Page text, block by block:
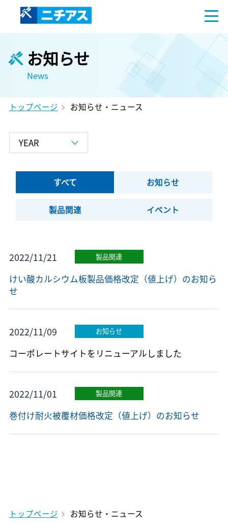
お知らせ
News
トップページ お知らせ・ニュース
すべて お知らせ
製品関連 イベント
2022/11/21 製品関連
けい酸カルシウム板製品価格改定（値上げ）のお知ら
せ
2022/11/09 お知らせ
コーポレートサイトをリニューアルしました
2022/11/01 製品関連
巻付け耐火被覆材価格改定（値上げ）のお知らせ
トップページ お知らせ・ニュース